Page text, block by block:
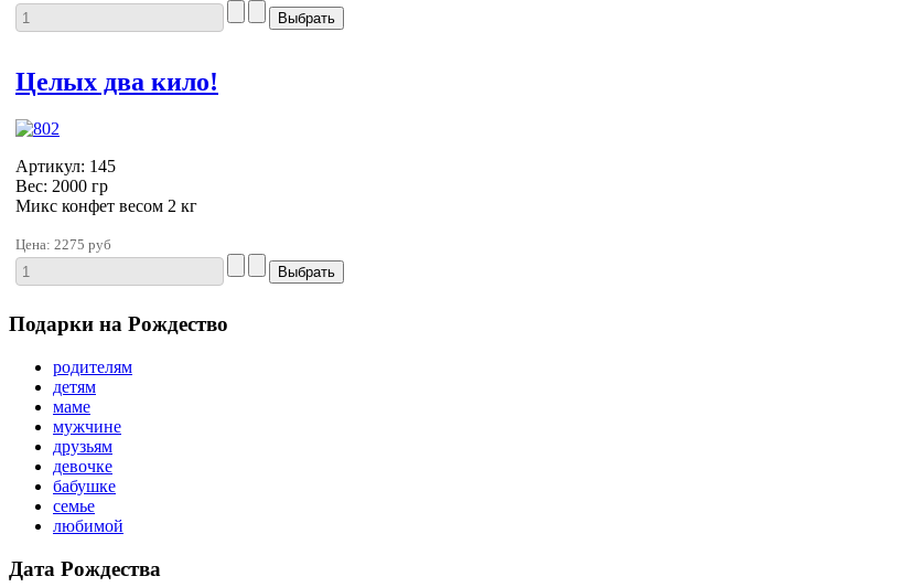
Целых два кило!
Артикул: 145
Вес: 2000 гр
Микс конфет весом 2 кг
Цена: 2275 руб
Подарки на Рождество
родителям
детям
маме
мужчине
друзьям
девочке
бабушке
семье
любимой
Дата Рождества